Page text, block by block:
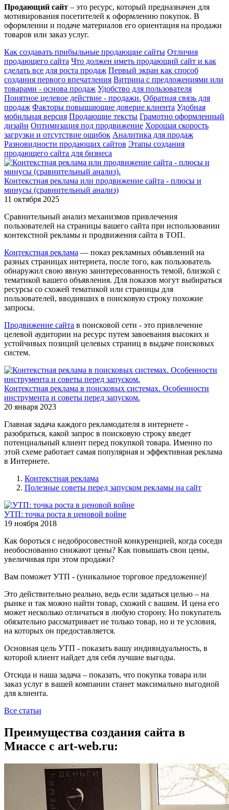
Продающий сайт – это ресурс, который предназначен для
мотивирования посетителей к оформлению покупок. В
оформлении и подаче материалов его ориентация на продажи
товаров или заказ услуг.
Как создавать прибыльные продающие сайты Отличия
продающего сайта Что должен иметь продающий сайт и как
сделать все для роста продаж Первый экран как способ
создания первого впечатления Витрина с предложениями или
товарами - основа продаж Удобство для пользователя
Понятное целевое действие - продажи. Обратная связь для
продаж Факторы повышающие доверие клиента Удобная
мобильная версия Продающие тексты Грамотно оформленный
дизайн Оптимизация под продвижение Хорошая скорость
загрузки и отсутствие ошибок Аналитика для продаж
Разновидности продающих сайтов Этапы создания
продающего сайта для бизнеса
Контекстная реклама или продвижение сайта - плюсы и
минусы (сравнительный анализ)
11 октября 2025
Сравнительный анализ механизмов привлечения
пользователей на страницы вашего сайта при использовании
контекстной рекламы и продвижения сайта в ТОП.
Контекстная реклама — показ рекламных объявлений на
разных страницах интернета, после того, как пользователь
обнаружил свою явную заинтересованность темой, близкой с
тематикой вашего объявления. Для показов могут выбираться
ресурсы со схожей тематикой или страницы для
пользователей, вводивших в поисковую строку похожие
запросы.
Продвижение сайта в поисковой сети - это привлечение
целевой аудитории на ресурс путем завоевания высоких и
устойчивых позиций целевых страниц в выдаче поисковых
систем.
Контекстная реклама в поисковых системах. Особенности
инструмента и советы перед запуском.
20 января 2023
Главная задача каждого рекламодателя в интернете -
разобраться, какой запрос в поисковую строку введет
потенциальный клиент перед покупкой товара. Именно по
этой схеме работает самая популярная и эффективная реклама
в Интернете.
Контекстная реклама
Полезные советы перед запуском рекламы на сайт
УТП: точка роста в ценовой войне
19 ноября 2018
Как бороться с недобросовестной конкуренцией, когда соседи
необоснованно снижают цены? Как повышать свои цены,
увеличивая при этом продажи?
Вам поможет УТП - (уникальное торговое предложение)!
Это действительно реально, ведь если задаться целью – на
рынке и так можно найти товар, схожий с вашим. И цена его
может несколько отличаться в любую сторону. Но покупатель
обязательно рассматривает не только товар, но и те условия,
на которых он предоставляется.
Основная цель УТП - показать вашу индивидуальность, в
которой клиент найдет для себя лучшие выгоды.
Отсюда и наша задача – показать, что покупка товара или
заказ услуг в вашей компании станет максимально выгодной
для клиента.
Все статьи
Преимущества создания сайта в
Миассе с art-web.ru: